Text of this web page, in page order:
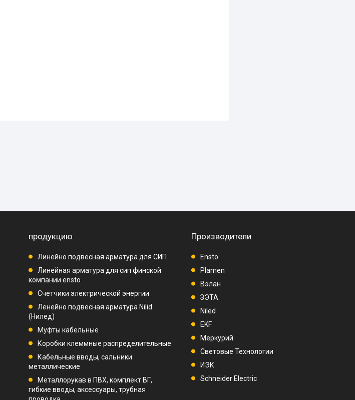
продукцию
Линейно подвесная арматура для СИП
Линейная арматура для сип финской
компании ensto
Счетчики электрической энергии
Ленейно подвесная арматура Nilid
(Нилед)
Муфты кабельные
Коробки клеммные распределительные
Кабельные вводы, сальники
металлические
Металлорукав в ПВХ, комплект ВГ,
гибкие вводы, аксессуары, трубная
Производители
Ensto
Plamen
Вэлан
ЗЭТА
Niled
EKF
Меркурий
Световые Технологии
ИЭК
Schneider Electric